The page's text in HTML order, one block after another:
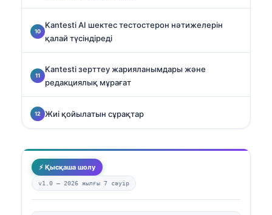
Kantesti AI шектес тестостерон нәтижелерін
қалай түсіндіреді
Kantesti зерттеу жарияланымдары және
редакциялық мұрағат
Жиі қойылатын сұрақтар
⚡ Қысқаша шолу
v1.0 — 2026 жылғы 7 сәуір